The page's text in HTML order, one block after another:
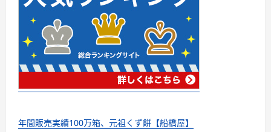
年間販売実績100万箱、元祖くず餅【船橋屋】